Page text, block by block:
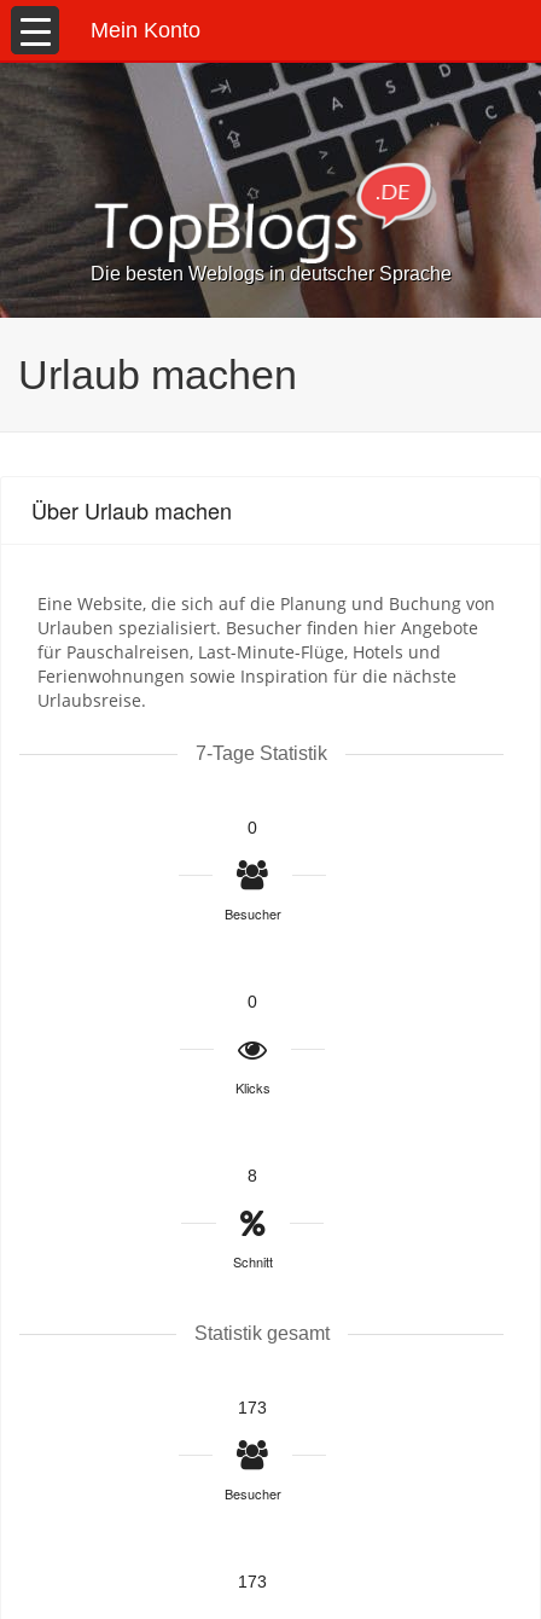
Mein Konto
Die besten Weblogs in deutscher Sprache
Urlaub machen
Über Urlaub machen
Eine Website, die sich auf die Planung und Buchung von
Urlauben spezialisiert. Besucher finden hier Angebote
für Pauschalreisen, Last-Minute-Flüge, Hotels und
Ferienwohnungen sowie Inspiration für die nächste
Urlaubsreise.
7-Tage Statistik
0
Besucher
0
Klicks
8
Schnitt
Statistik gesamt
173
Besucher
173